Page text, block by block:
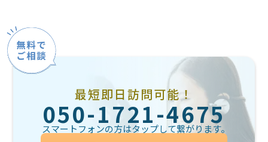
最短即日訪問可能！
050-1721-4675
スマートフォンの方はタップして繋がります。